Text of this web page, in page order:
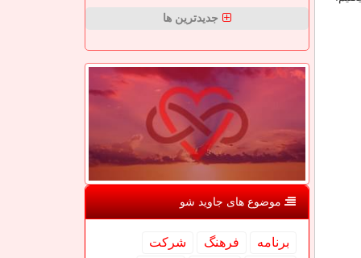
جدیدترین ها
موضوع های جاوید شو
برنامه فرهنگ
شركت